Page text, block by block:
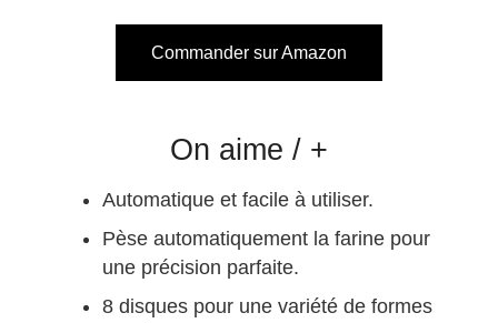
Commander sur Amazon
On aime / +
Automatique et facile à utiliser.
Pèse automatiquement la farine pour
une précision parfaite.
8 disques pour une variété de formes